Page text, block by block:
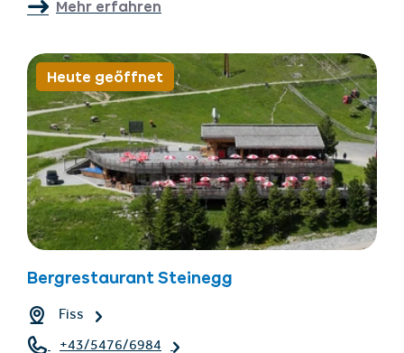
Mehr erfahren
Heute geöffnet
Bergrestaurant Steinegg
Fiss
+43/5476/6984